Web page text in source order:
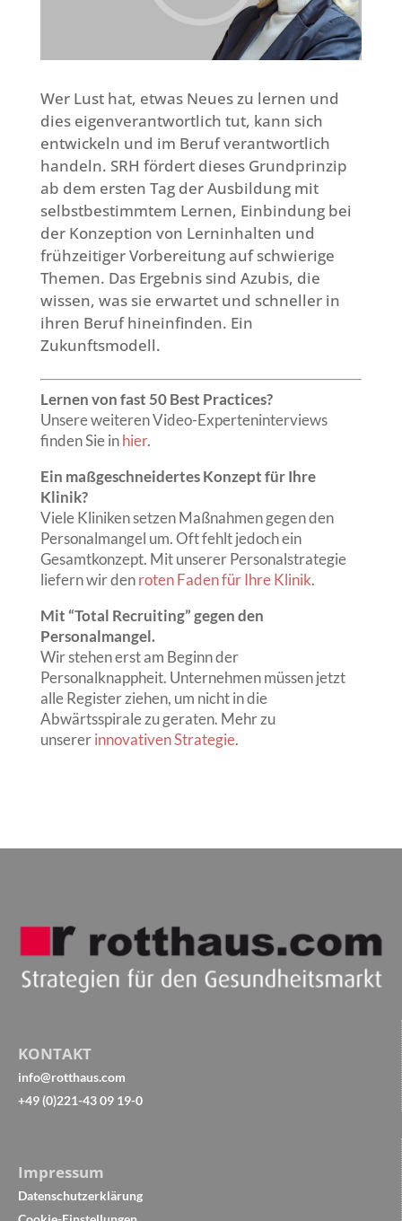
Wer Lust hat, etwas Neues zu lernen und
dies eigenverantwortlich tut, kann sich
entwickeln und im Beruf verantwortlich
handeln. SRH fördert dieses Grundprinzip
ab dem ersten Tag der Ausbildung mit
selbstbestimmtem Lernen, Einbindung bei
der Konzeption von Lerninhalten und
frühzeitiger Vorbereitung auf schwierige
Themen. Das Ergebnis sind Azubis, die
wissen, was sie erwartet und schneller in
ihren Beruf hineinfinden. Ein
Zukunftsmodell.
Lernen von fast 50 Best Practices?
Unsere weiteren Video-Experteninterviews
finden Sie inhier.
Ein maßgeschneidertes Konzept für Ihre
Klinik?
Viele Kliniken setzen Maßnahmen gegen den
Personalmangel um. Oft fehlt jedoch ein
Gesamtkonzept. Mit unserer Personalstrategie
liefern wir denroten Faden für Ihre Klinik.
Mit “Total Recruiting” gegen den
Personalmangel.
Wir stehen erst am Beginn der
Personalknappheit. Unternehmen müssen jetzt
alle Register ziehen, um nicht in die
Abwärtsspirale zu geraten. Mehr zu
unsererinnovativen Strategie.
KONTAKT
info@rotthaus.com
+49 (0)221-43 09 19-0
Impressum
Datenschutzerklärung